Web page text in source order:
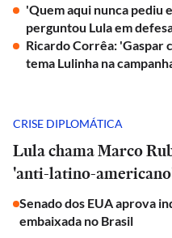
'Quem aqui nunca pediu
perguntou Lula em
Ricardo Corrêa: 'Gaspar
tema Lulinha na
CRISE DIPLOMÁTICA
Lula chama Marco
'anti-latino-
Senado dos EUA aprova
embaixada no Brasil